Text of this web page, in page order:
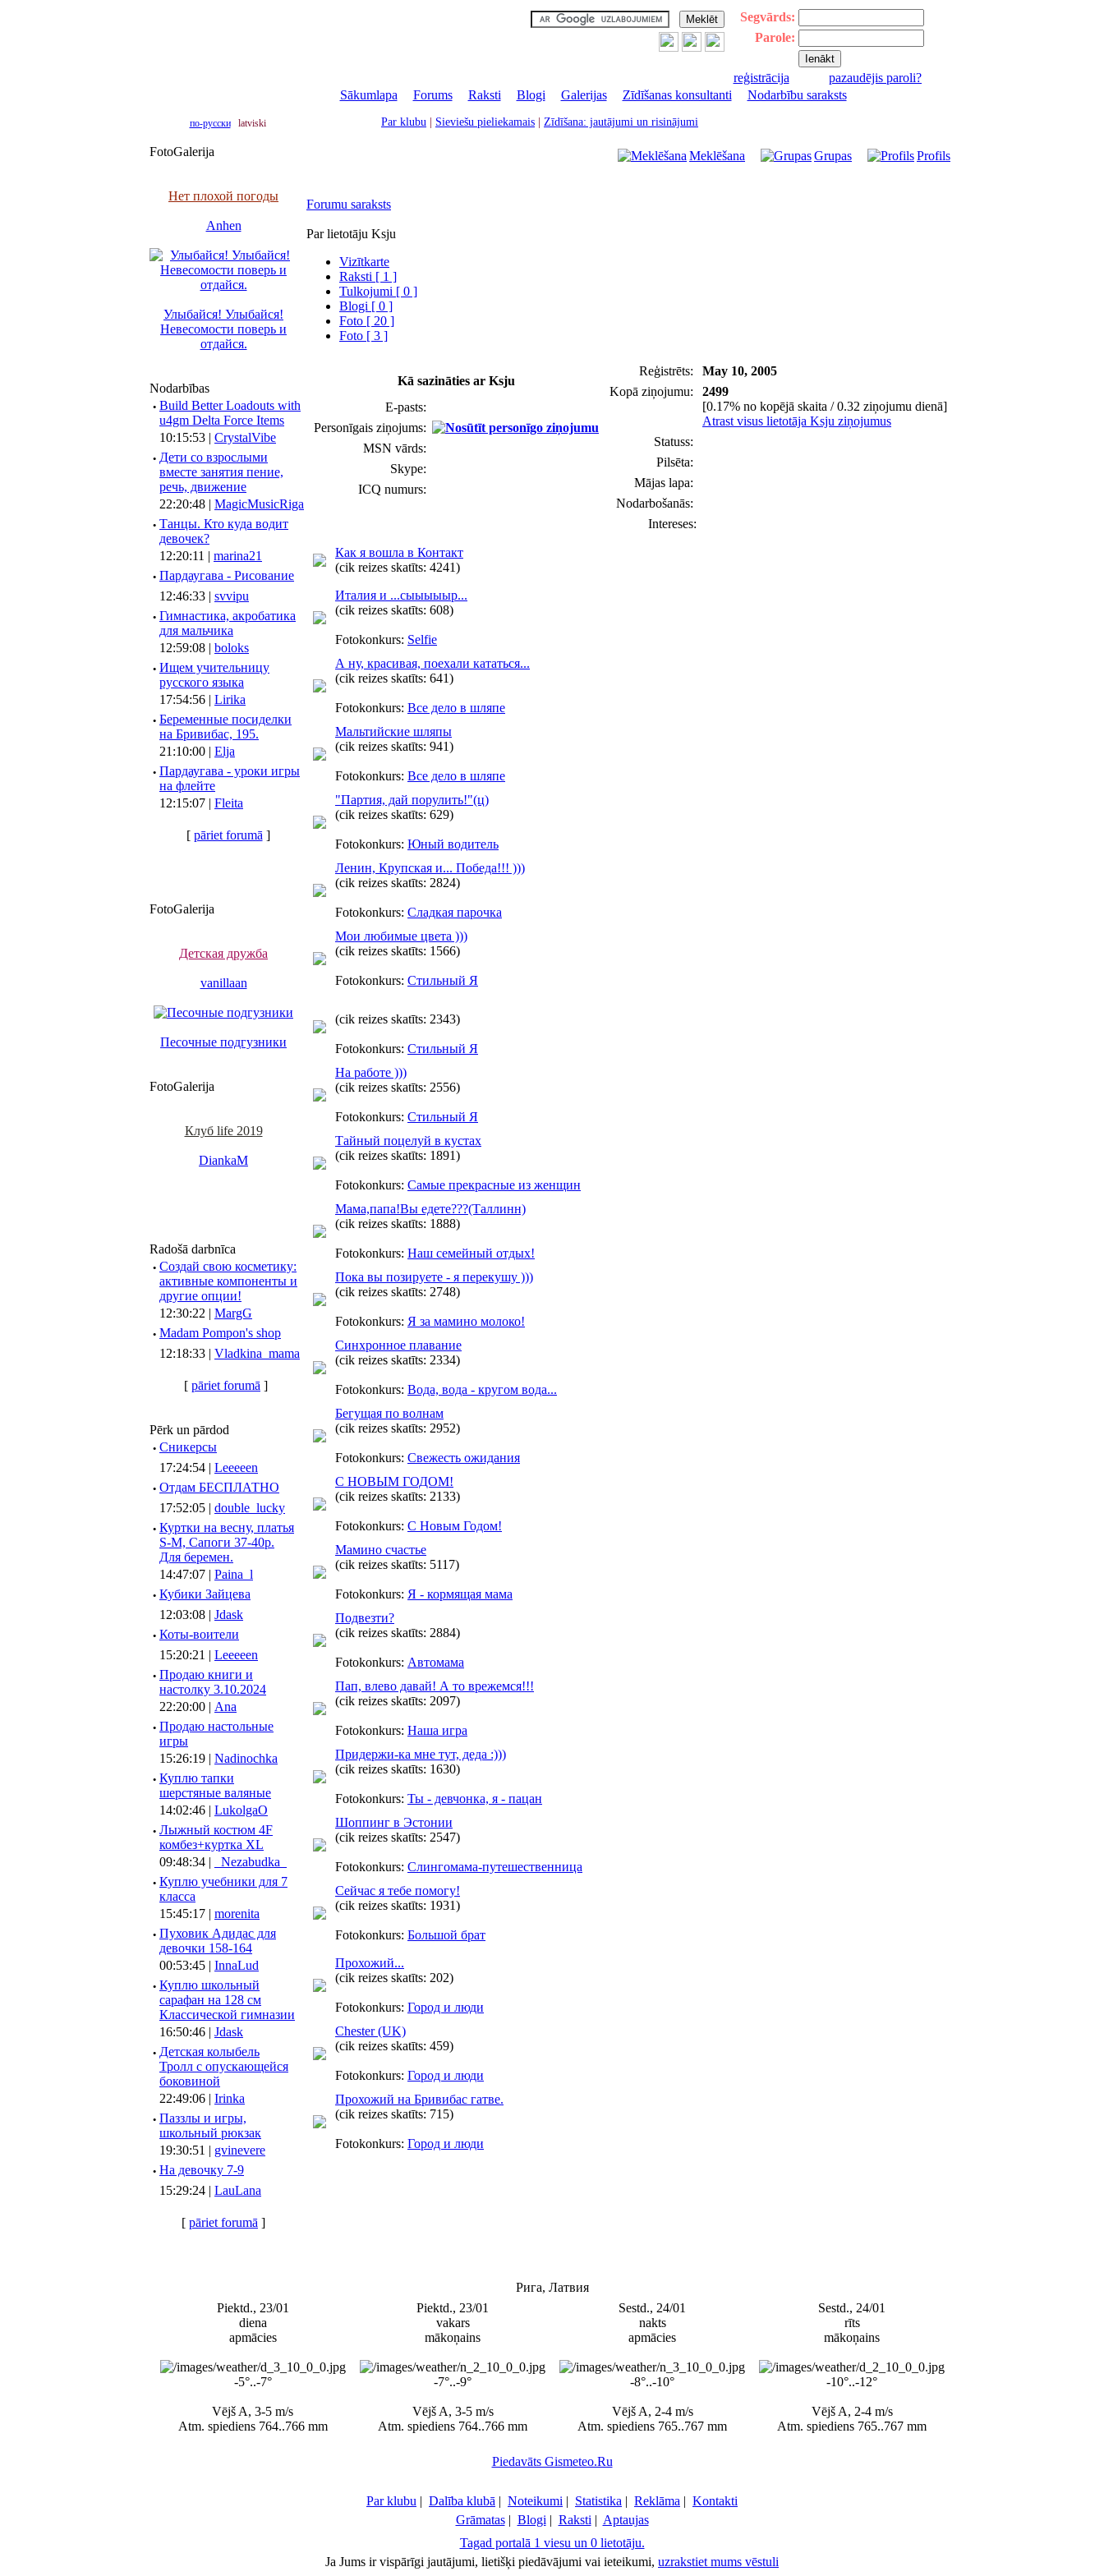
Segvārds:
Parole:
reģistrācija
pazaudējis paroli?
Sākumlapa
Forums| Raksti Blogi Galerijas| Zīdīšanas konsultanti Nodarbību saraksts
по-русски latviski Par klubu Sieviešu pieliekamais Zīdīšana: jautājumi un risinājumi
FotoGalerija
Нет плохой погоды
Anhen
Улыбайся! Улыбайся!
Невесомости поверь и
отдайся.
Nodarbības
· Build Better Loadouts with
u4gm Delta Force Items
10:15:53 | CrystalVibe
· Дети со взрослыми
вместе занятия пение,
речь, движение
22:20:48 | MagicMusicRiga
· Танцы. Кто куда водит
девочек?
12:20:11 | marina21
· Пардаугава - Рисование
12:46:33 | svvipu
· Гимнастика, акробатика
для мальчика
12:59:08 | boloks
· Ищем учительницу
русского языка
17:54:56 | Lirika
· Беременные посиделки
на Бривибас, 195.
21:10:00 | Elja
· Пардаугава - уроки игры
на флейте
12:15:07 | Fleita
[ pāriet forumā ]
FotoGalerija
Детская дружба
vanillaan
Песочные подгузники
FotoGalerija
Клуб life 2019
DiankaM
Radošā darbnīca
· Создай свою косметику:
активные компоненты и
другие опции!
12:30:22 | MargG
· Madam Pompon's shop
12:18:33 | Vladkina_mama
[ pāriet forumā ]
Pērk un pārdod
· Сникерсы
17:24:54 | Leeeeen
· Отдам БЕСПЛАТНО
17:52:05 | double_lucky
· Куртки на весну, платья
S-M, Сапоги 37-40р.
Для беремен.
14:47:07 | Paina_l
· Кубики Зайцева
12:03:08 | Jdask
· Коты-воители
15:20:21 | Leeeeen
· Продаю книги и
настолку 3.10.2024
22:20:00 | Ana
· Продаю настольные
игры
15:26:19 | Nadinochka
· Куплю тапки
шерстяные валяные
14:02:46 | LukolgaO
· Лыжный костюм 4F
комбез+куртка XL
09:48:34 |
_Nezabudka_
· Куплю учебники для 7
класса
15:45:17 | morenita
· Пуховик Адидас для
девочки 158-164
00:53:45 | InnaLud
· Куплю школьный
сарафан на 128 см
Классической гимназии
16:50:46 | Jdask
· Детская колыбель
Тролл с опускающейся
боковиной
22:49:06 | Irinka
· Паззлы и игры,
школьный рюкзак
19:30:51 | gvinevere
· Hа девочку 7-9
15:29:24 | LauLana
[ pāriet forumā ]
Meklēšana Grupas Profils
Forumu saraksts
Par lietotāju Ksju
Vizītkarte
Raksti [ 1 ]
Tulkojumi [ 0 ]
Blogi [ 0 ]
Foto [ 20 ]
Foto [ 3 ]
Reģistrēts:
May 10, 2005
Kopā ziņojumu:
2499
[0.17% no kopējā skaita / 0.32 ziņojumu dienā]
Atrast visus lietotāja Ksju ziņojumus
Statuss:
Pilsēta:
Mājas lapa:
Nodarbošanās:
Intereses:
Kā sazināties ar Ksju
E-pasts:
Personīgais ziņojums:
MSN vārds:
Skype:
ICQ numurs:
Как я вошла в Контакт
(cik reizes skatīts: 4241)
Италия и ...сыыыыыр...
(cik reizes skatīts: 608)
Fotokonkurs: Selfie
А ну, красивая, поехали кататься...
(cik reizes skatīts: 641)
Fotokonkurs: Все дело в шляпе
Мальтийские шляпы
(cik reizes skatīts: 941)
Fotokonkurs: Все дело в шляпе
"Партия, дай порулить!"(ц)
(cik reizes skatīts: 629)
Fotokonkurs: Юный водитель
Ленин, Крупская и... Победа!!! )))
(cik reizes skatīts: 2824)
Fotokonkurs: Сладкая парочка
Мои любимые цвета )))
(cik reizes skatīts: 1566)
Fotokonkurs: Стильный Я
(cik reizes skatīts: 2343)
Fotokonkurs: Стильный Я
На работе )))
(cik reizes skatīts: 2556)
Fotokonkurs: Стильный Я
Тайный поцелуй в кустах
(cik reizes skatīts: 1891)
Fotokonkurs: Самые прекрасные из женщин
Мама,папа!Вы едете???(Таллинн)
(cik reizes skatīts: 1888)
Fotokonkurs: Наш семейный отдых!
Пока вы позируете - я перекушу )))
(cik reizes skatīts: 2748)
Fotokonkurs: Я за мамино молоко!
Синхронное плавание
(cik reizes skatīts: 2334)
Fotokonkurs: Вода, вода - кругом вода...
Бегущая по волнам
(cik reizes skatīts: 2952)
Fotokonkurs: Свежесть ожидания
С НОВЫМ ГОДОМ!
(cik reizes skatīts: 2133)
Fotokonkurs: С Новым Годом!
Мамино счастье
(cik reizes skatīts: 5117)
Fotokonkurs: Я - кормящая мама
Подвезти?
(cik reizes skatīts: 2884)
Fotokonkurs: Автомама
Пап, влево давай! А то врежемся!!!
(cik reizes skatīts: 2097)
Fotokonkurs: Наша игра
Придержи-ка мне тут, деда :)))
(cik reizes skatīts: 1630)
Fotokonkurs: Ты - девчонка, я - пацан
Шоппинг в Эстонии
(cik reizes skatīts: 2547)
Fotokonkurs: Слингомама-путешественница
Сейчас я тебе помогу!
(cik reizes skatīts: 1931)
Fotokonkurs: Большой брат
Прохожий...
(cik reizes skatīts: 202)
Fotokonkurs: Город и люди
Chester (UK)
(cik reizes skatīts: 459)
Fotokonkurs: Город и люди
Прохожий на Бривибас гатве.
(cik reizes skatīts: 715)
Fotokonkurs: Город и люди
Рига, Латвия
Piektd., 23/01
diena
apmācies
-5°..-7°
Vējš A, 3-5 m/s
Atm. spiediens 764..766 mm
Piektd., 23/01
vakars
mākoņains
-7°..-9°
Vējš A, 3-5 m/s
Atm. spiediens 764..766 mm
Sestd., 24/01
nakts
apmācies
-8°..-10°
Vējš A, 2-4 m/s
Atm. spiediens 765..767 mm
Sestd., 24/01
rīts
mākoņains
-10°..-12°
Vējš A, 2-4 m/s
Atm. spiediens 765..767 mm
Piedavāts Gismeteo.Ru
Par klubu | Dalība klubā | Noteikumi | Statistika | Reklāma | Kontakti
Grāmatas| Blogi | Raksti | Aptaujas
Tagad portalā 1 viesu un 0 lietotāju.
Ja Jums ir vispārīgi jautājumi, lietišķi piedāvājumi vai ieteikumi, uzrakstiet mums vēstuli